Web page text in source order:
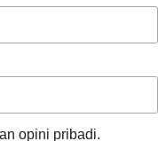
opini pribadi.